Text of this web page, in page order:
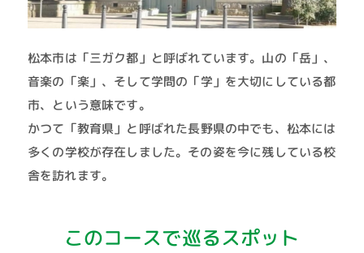
松本市は「三ガク都」と呼ばれています。山の「岳」、
音楽の「楽」、そして学問の「学」を大切にしている都
市、という意味です。
かつて「教育県」と呼ばれた長野県の中でも、松本には
多くの学校が存在しました。その姿を今に残している校
舎を訪れます。
このコースで巡るスポット